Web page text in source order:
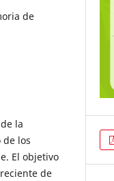
de
la
los
El objetivo
de